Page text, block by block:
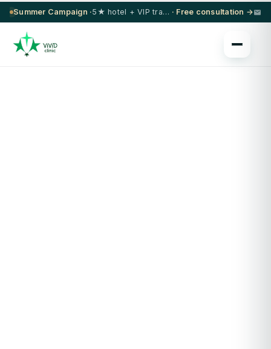
Summer Campaign · 5★ hotel + VIP transfer on select procedures · Free consultation →